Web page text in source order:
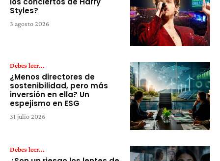
Styles?
3 agosto 2026
Debes leer...
¿Menos directores de
sostenibilidad, pero más
inversión en ella? Un
espejismo en ESG
31 julio 2026
Debes leer...